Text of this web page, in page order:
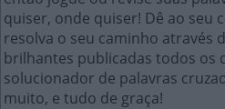
quiser, onde quiser! Dê ao seu
resolva o seu caminho através
brilhantes publicadas todos os
solucionador de palavras
muito, e tudo de graça!